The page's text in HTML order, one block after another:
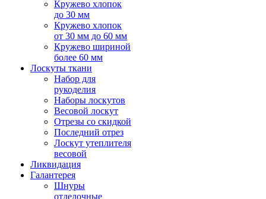
Кружево хлопок
до 30 мм
Кружево хлопок
от 30 мм до 60 мм
Кружево шириной
более 60 мм
Лоскуты ткани
Набор для
рукоделия
Наборы лоскутов
Весовой лоскут
Отрезы со скидкой
Последний отрез
Лоскут утеплителя
весовой
Ликвидация
Галантерея
Шнуры
отделочные